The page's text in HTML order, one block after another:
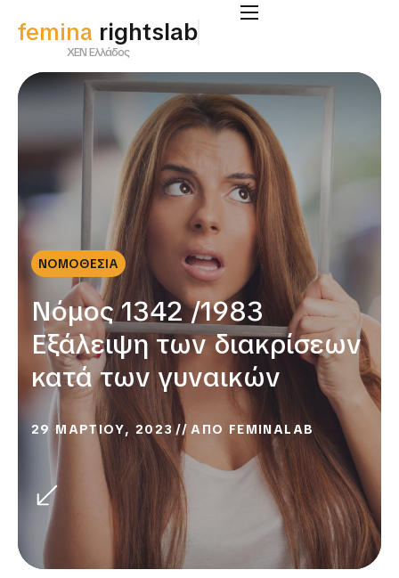
femina rightslab
ΧΕΝ Ελλάδος
ΝΟΜΟΘΕΣΙΑ
Νόμος 1342 /1983
Εξάλειψη των διακρίσεων
κατά των γυναικών
29 ΜΑΡΤΙΟΥ, 2023 ΑΠΟ FEMINALAB